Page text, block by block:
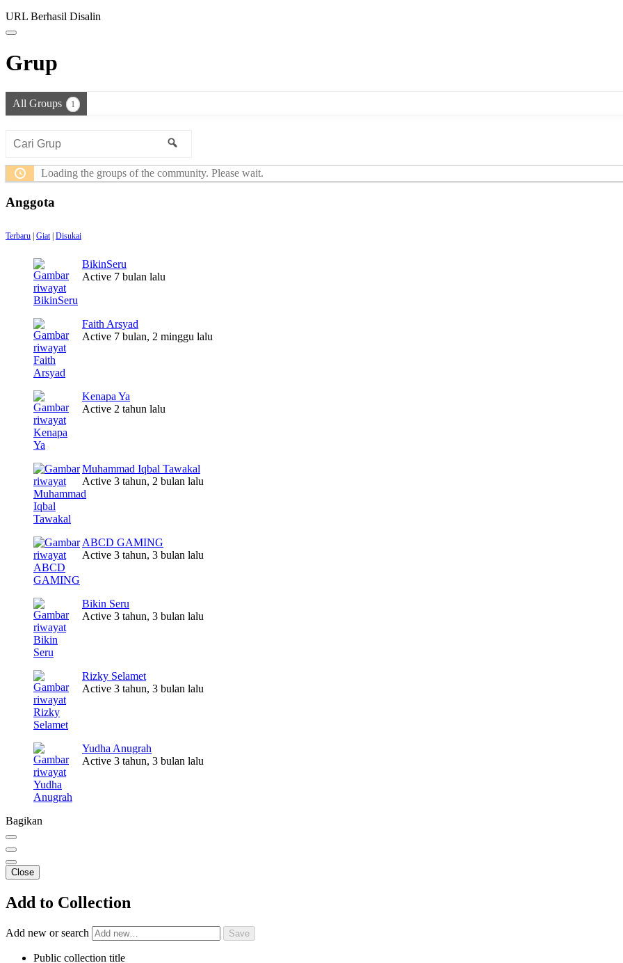
URL Berhasil Disalin
Grup
All Groups 1
Cari
Grup
Loading the groups of the community. Please wait.
Anggota
Terbaru Giat Disukai
BikinSeru
Active 7 bulan lalu
Faith Arsyad
Active 7 bulan, 2 minggu lalu
Kenapa Ya
Active 2 tahun lalu
Muhammad Iqbal Tawakal
Active 3 tahun, 2 bulan lalu
ABCD GAMING
Active 3 tahun, 3 bulan lalu
Bikin Seru
Active 3 tahun, 3 bulan lalu
Rizky Selamet
Active 3 tahun, 3 bulan lalu
Yudha Anugrah
Active 3 tahun, 3 bulan lalu
Bagikan
Close
Add to Collection
Add new or search
Public collection title